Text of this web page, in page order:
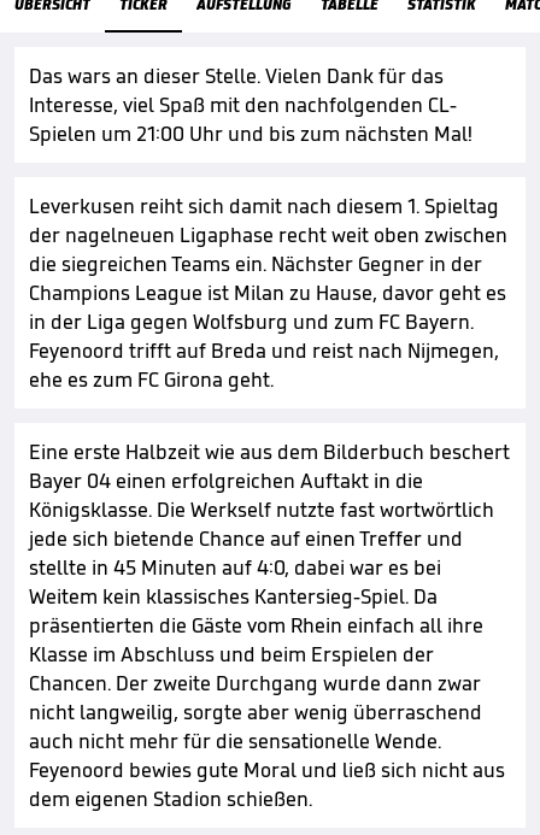
ÜBERSICHT TICKER AUFSTELLUNG TABELLE STATISTIK
Das wars an dieser Stelle. Vielen Dank für das
Interesse, viel Spaß mit den nachfolgenden CL-
Spielen um 21:00 Uhr und bis zum nächsten Mal!
Leverkusen reiht sich damit nach diesem 1. Spieltag
der nagelneuen Ligaphase recht weit oben zwischen
die siegreichen Teams ein. Nächster Gegner in der
Champions League ist Milan zu Hause, davor geht es
in der Liga gegen Wolfsburg und zum FC Bayern.
Feyenoord trifft auf Breda und reist nach Nijmegen,
ehe es zum FC Girona geht.
Eine erste Halbzeit wie aus dem Bilderbuch beschert
Bayer 04 einen erfolgreichen Auftakt in die
Königsklasse. Die Werkself nutzte fast wortwörtlich
jede sich bietende Chance auf einen Treffer und
stellte in 45 Minuten auf 4:0, dabei war es bei
Weitem kein klassisches Kantersieg-Spiel. Da
präsentierten die Gäste vom Rhein einfach all ihre
Klasse im Abschluss und beim Erspielen der
Chancen. Der zweite Durchgang wurde dann zwar
nicht langweilig, sorgte aber wenig überraschend
auch nicht mehr für die sensationelle Wende.
Feyenoord bewies gute Moral und ließ sich nicht aus
dem eigenen Stadion schießen.